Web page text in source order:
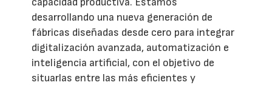
desarrollando una nueva generación de
fábricas diseñadas desde cero para integrar
digitalización avanzada, automatización e
inteligencia artificial, con el objetivo de
situarlas entre las más eficientes y